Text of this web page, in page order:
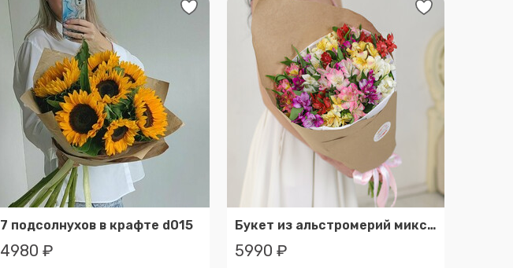
7 подсолнухов в крафте d015
4980 ₽
Букет из альстромерий микс 15 штук
5990 ₽